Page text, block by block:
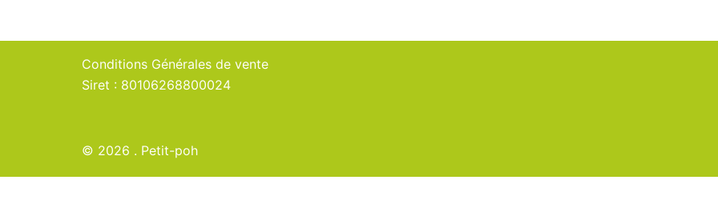
Conditions Générales de vente
Siret : 80106268800024
© 2026 . Petit-poh